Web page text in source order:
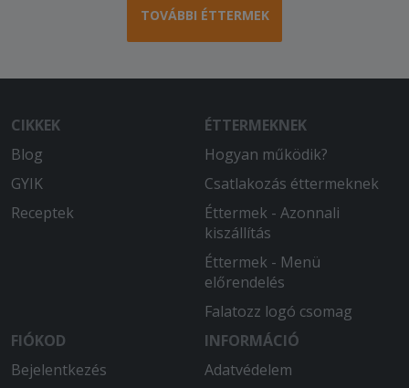
TOVÁBBI ÉTTERMEK
CIKKEK
Blog
GYIK
Receptek
ÉTTERMEKNEK
Hogyan működik?
Csatlakozás éttermeknek
Éttermek - Azonnali
kiszállítás
Éttermek - Menü
előrendelés
Falatozz logó csomag
FIÓKOD
Bejelentkezés
INFORMÁCIÓ
Adatvédelem